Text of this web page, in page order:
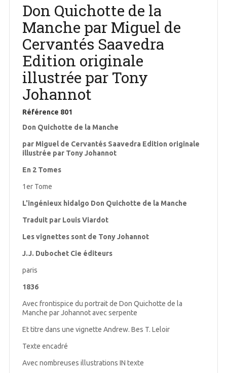
Don Quichotte de la
Manche par Miguel de
Cervantés Saavedra
Edition originale
illustrée par Tony
Johannot
Référence 801
Don Quichotte de la Manche
par Miguel de Cervantés Saavedra Edition originale
illustrée par Tony Johannot
En 2 Tomes
1er Tome
L'ingénieux hidalgo Don Quichotte de la Manche
Traduit par Louis Viardot
Les vignettes sont de Tony Johannot
J.J. Dubochet Cie éditeurs
paris
1836
Avec frontispice du portrait de Don Quichotte de la
Manche par Johannot avec serpente
Et titre dans une vignette Andrew. Bes T. Leloir
Texte encadré
Avec nombreuses illustrations IN texte